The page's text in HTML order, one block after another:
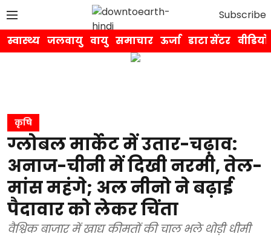
Subscribe
स्वास्थ्य जलवायु वायु समाचार ऊर्जा डाटा सेंटर वीडियो
कृषि
ग्लोबल मार्केट में उतार-चढ़ाव:
अनाज-चीनी में दिखी नरमी, तेल-
मांस महंगे; अल नीनो ने बढ़ाई
पैदावार को लेकर चिंता
वैश्विक बाजार में खाद्य कीमतों की चाल भले थोड़ी धीमी